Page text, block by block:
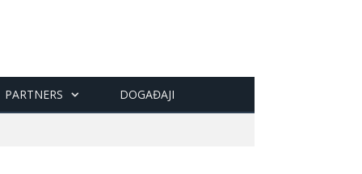
PARTNERS DOGAĐAJI